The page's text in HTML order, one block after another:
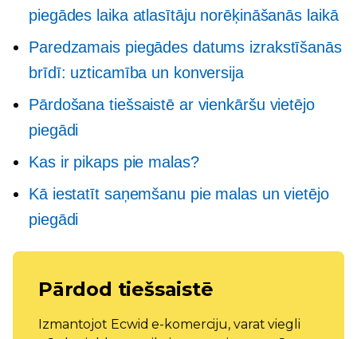
piegādes laika atlasītāju norēķināšanās laikā
Paredzamais piegādes datums izrakstīšanās
brīdī: uzticamība un konversija
Pārdošana tiešsaistē ar vienkāršu vietējo
piegādi
Kas ir pikaps pie malas?
Kā iestatīt saņemšanu pie malas un vietējo
piegādi
Pārdod tiešsaistē
Izmantojot Ecwid e-komerciju, varat viegli